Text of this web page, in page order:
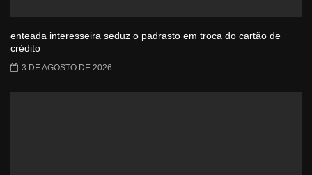
enteada interesseira seduz o padrasto em troca do cartão de
crédito
3 DE AGOSTO DE 2026